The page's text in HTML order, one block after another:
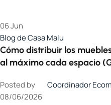
06Jun
Blog de Casa Malu
Cómo distribuir los
al máximo cada espacio
Posted by
Coordinador
08/06/2026